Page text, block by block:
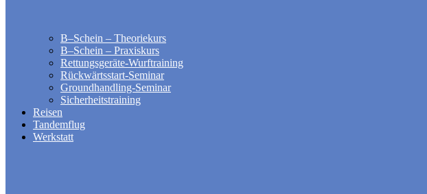
B–Schein – Theoriekurs
B–Schein – Praxiskurs
Rettungsgeräte-Wurftraining
Rückwärtsstart-Seminar
Groundhandling​-Seminar
Sicherheitstraining
Reisen
Tandemflug
Werkstatt